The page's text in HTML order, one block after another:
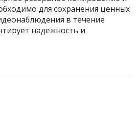
для сохранения ценных
в течение
надежность и